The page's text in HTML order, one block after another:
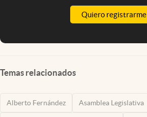
Quiero registrarme
Temas relacionados
Alberto Fernández Asamblea Legislativa